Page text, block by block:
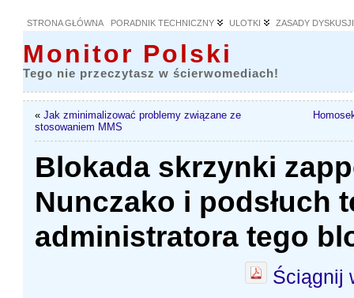
STRONA GŁÓWNA PORADNIK TECHNICZNY ULOTKI ZASADY DYSKUSJI
Monitor Polski
Tego nie przeczytasz w ścierwomediach!
«Jak zminimalizować problemy związane ze
stosowaniem MMS
Blokada skrzynki
Nunczako i podsłuch
administratora tego
Ściągnij